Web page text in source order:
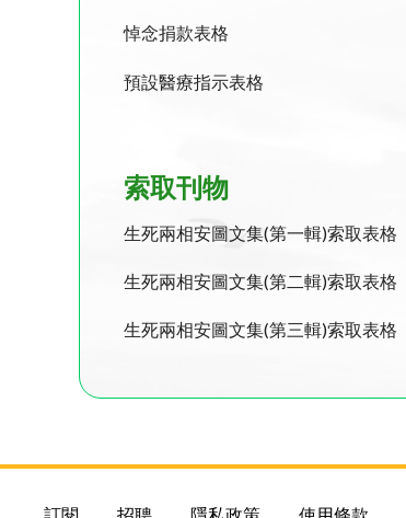
悼念捐款表格
預設醫療指示表格
索取刊物
生死兩相安圖文集(第一輯)索取表格
生死兩相安圖文集(第二輯)索取表格
生死兩相安圖文集(第三輯)索取表格